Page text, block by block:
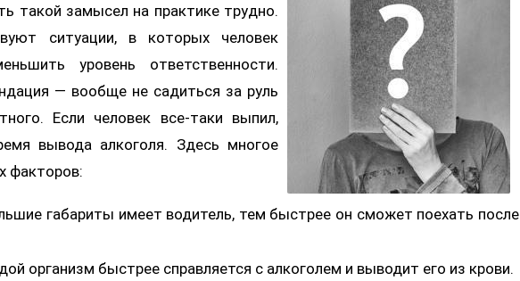
такой замысел на практике трудно.
ситуации, в которых человек
уровень ответственности.
— вообще не садиться за руль
Если человек все-таки выпил,
вывода алкоголя. Здесь многое
факторов:
габариты имеет водитель, тем быстрее он сможет поехать после
организм быстрее справляется с алкоголем и выводит его из крови.